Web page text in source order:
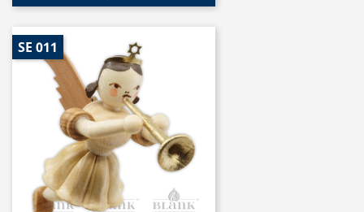
SE 011